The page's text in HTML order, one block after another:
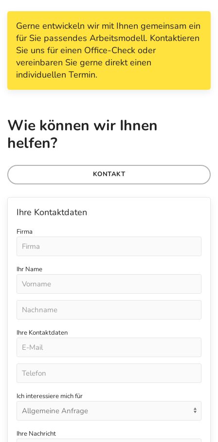
Gerne entwickeln wir mit Ihnen gemeinsam ein
für Sie passendes Arbeitsmodell. Kontaktieren
Sie uns für einen Office-Check oder
vereinbaren Sie gerne direkt einen
individuellen Termin.
Wie können wir Ihnen
helfen?
KONTAKT
Ihre Kontaktdaten
Firma
Ihr Name
Ihre Kontaktdaten
Ich interessiere mich für
Ihre Nachricht